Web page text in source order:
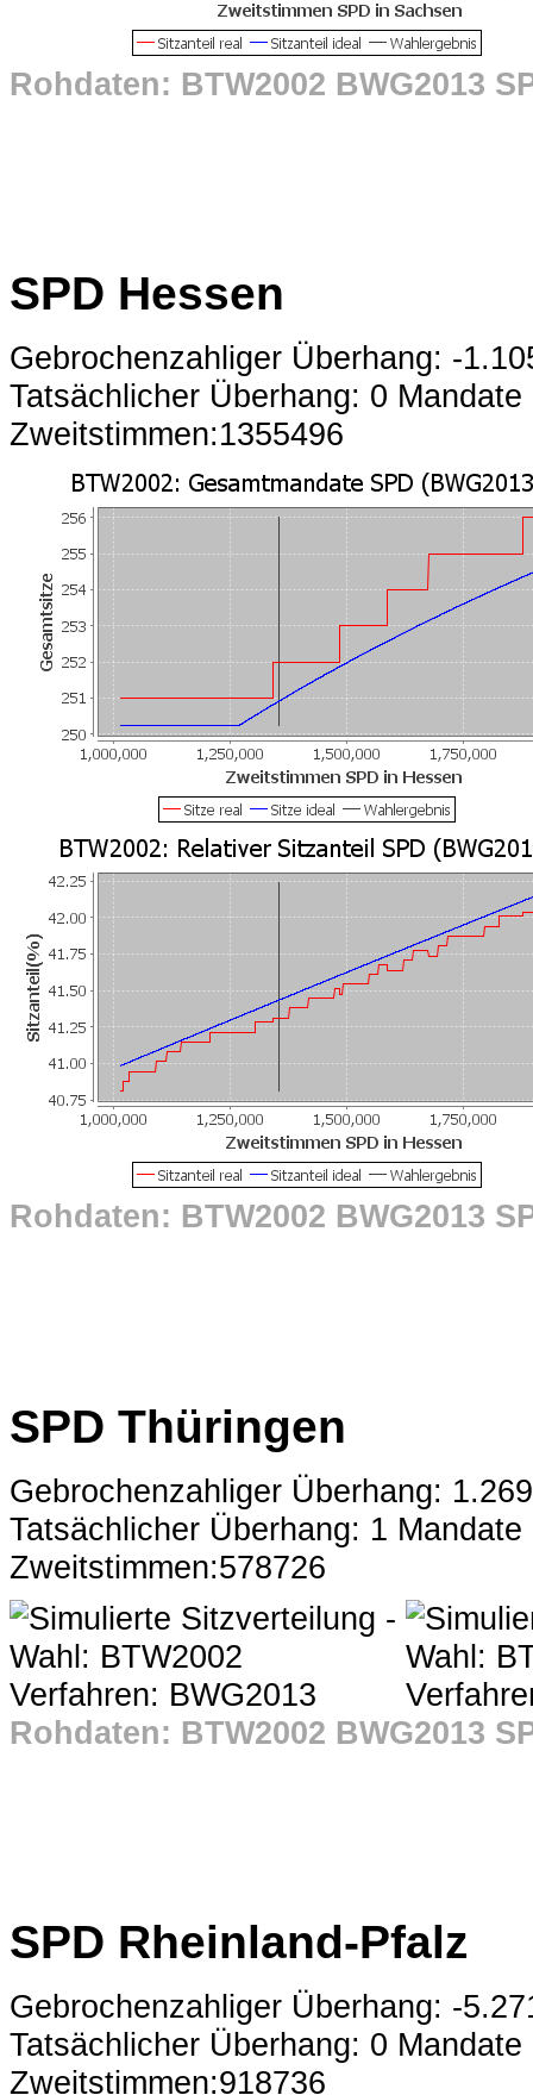
Rohdaten: BTW2002 BWG2013
SPD Hessen
Gebrochenzahliger Überhang: -
Tatsächlicher Überhang: 0 Mandate
Zweitstimmen:1355496
Rohdaten: BTW2002 BWG2013
SPD Thüringen
Gebrochenzahliger Überhang:
Tatsächlicher Überhang: 1 Mandate
Zweitstimmen:578726
Rohdaten: BTW2002 BWG2013
SPD Rheinland-Pfalz
Gebrochenzahliger Überhang: -
Tatsächlicher Überhang: 0 Mandate
Zweitstimmen:918736